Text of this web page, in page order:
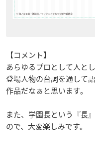
【コメント】
あらゆるプロとして人と
登場人物の台詞を通して
作品だなぁと思います。
また、学園長という『長
ので、大変楽しみです。